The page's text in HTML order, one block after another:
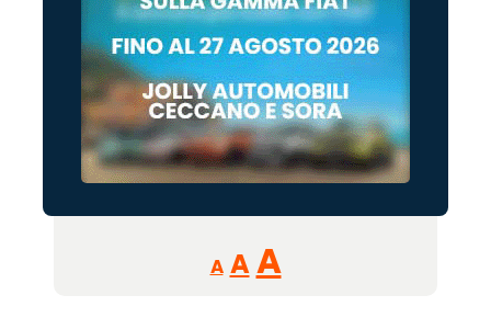
A
Reducir
tamaño
A Restablecer
AAumentar